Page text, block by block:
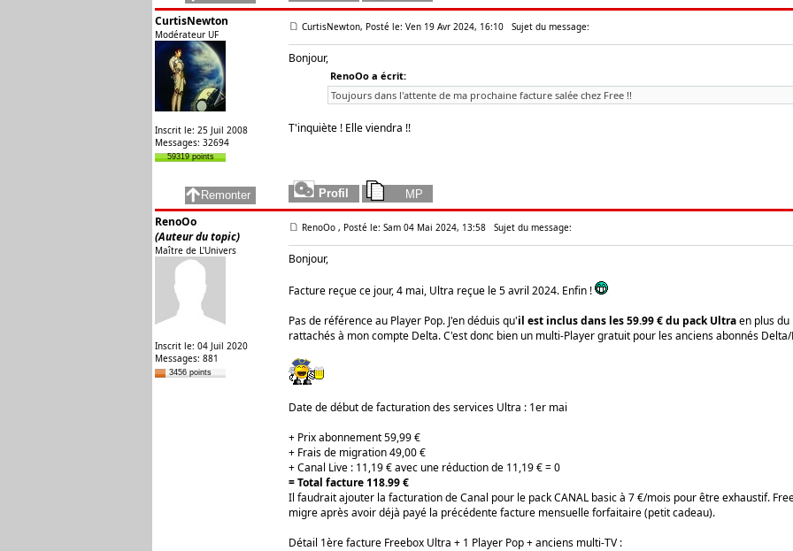
CurtisNewton
Modérateur UF
Inscrit le: 25 Juil 2008
Messages: 32694
59319 points
CurtisNewton, Posté le: Ven 19 Avr 2024, 16:10 Sujet du message:
Bonjour,
RenoOo a écrit:
Toujours dans l'attente de ma prochaine facture salée chez Free !!
T'inquiète ! Elle viendra !!
RenoOo
(Auteur du topic)
Maître de L'Univers
Inscrit le: 04 Juil 2020
Messages: 881
3456 points
RenoOo , Posté le: Sam 04 Mai 2024, 13:58 Sujet du message:
Bonjour,
Facture reçue ce jour, 4 mai, Ultra reçue le 5 avril 2024. Enfin !
Pas de référence au Player Pop. J'en déduis qu'il est inclus dans les 59.99 € du pack Ultraen plus
rattachés à mon compte Delta. C'est donc bien un multi-Player gratuit pour les anciens abonnés
Date de début de facturation des services Ultra : 1er mai
+ Prix abonnement 59,99 €
+ Frais de migration 49,00 €
+ Canal Live : 11,19 € avec une réduction de 11,19 € = 0
= Total facture 118.99 €
Il faudrait ajouter la facturation de Canal pour le pack CANAL basic à 7 €/mois pour être exhaustif.
migre après avoir déjà payé la précédente facture mensuelle forfaitaire (petit cadeau).
Détail 1ère facture Freebox Ultra + 1 Player Pop + anciens multi-TV :